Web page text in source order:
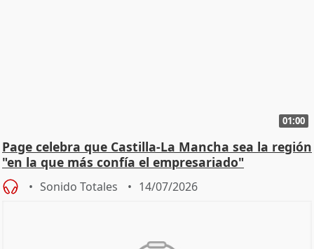
01:00
Page celebra que Castilla-La Mancha sea la región
"en la que más confía el empresariado"
Sonido Totales 14/07/2026